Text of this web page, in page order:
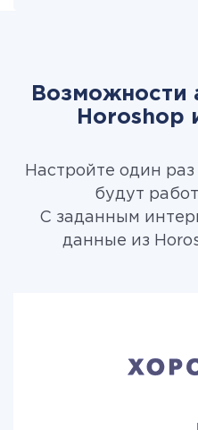
Возможности
Horoshop
Настройте один
будут
С заданным
данные из